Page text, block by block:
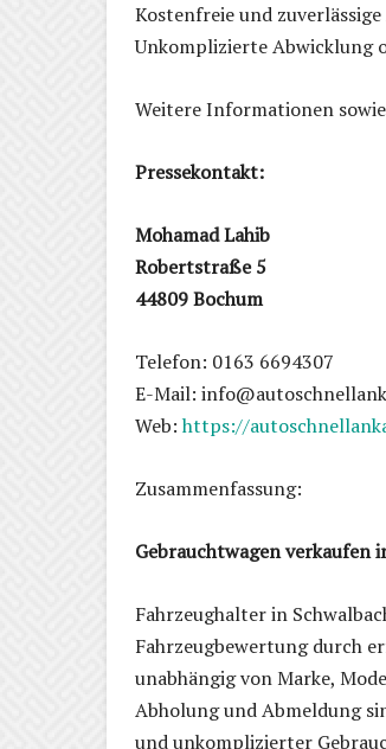
Kostenfreie und
Unkomplizierte Abwicklung
Weitere Informationen
Pressekontakt:
Mohamad Lahib
Robertstraße 5
44809 Bochum
Telefon: 0163 6694307
E-Mail:
Web:https://
Zusammenfassung:
Gebrauchtwagen verkaufen
Fahrzeughalter in
Fahrzeugbewertung durch
unabhängig von Marke,
Abholung und Abmeldung
und unkomplizierter